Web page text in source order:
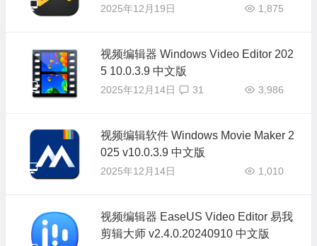
版
2025年12月19日 1,875
视频编辑器 Windows Video Editor 202
5 10.0.3.9 中文版
2025年12月14日 3,986
31
视频编辑软件 Windows Movie Maker 2
025 v10.0.3.9 中文版
2025年12月14日 1,010
视频编辑器 EaseUS Video Editor 易我
剪辑大师 v2.4.0.20240910 中文版